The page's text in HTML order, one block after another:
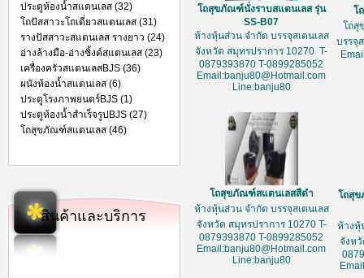
ประตูห้องน้ำสแตนเลส (32)
โถปัสสาวะโถเดี่ยวสแตนเลส (31)
รางปัสสาวะสแตนเลส รางยาว (24)
อ่างล้างมือ-อ่างซิ้งค์สแตนเลส (23)
เครื่องครัวสแตนเลสBJS (36)
ผนังห้องน้ำสแตนเลส (6)
ประตูโรงภาพยนตร์BJS (1)
ประตูห้องน้ำสำเร็จรูปBJS (27)
โถสุขภัณฑ์สแตนเลส (46)
สินค้าและบริการ
โถสุขภัณฑ์นั่งราบสแตนเลส รุ่น
SS-B07
ห้างหุ้นส่วน จำกัด บรรจุสเตนเลส
จังหวัด สมุทรปราการ 10270 T-
0879393870 T-0899285052
Email:banju80@Hotmail.com
Line:banju80
โ
โถสุ
บรรจุ
โถสุขภัณฑ์สแตนเลสสีดำ
ห้างหุ้นส่วน จำกัด บรรจุสเตนเลส
จังหวัด สมุทรปราการ 10270 T-
0879393870 T-0899285052
Email:banju80@Hotmail.com
Line:banju80
โถสุ
ห้างหุ้
จังห